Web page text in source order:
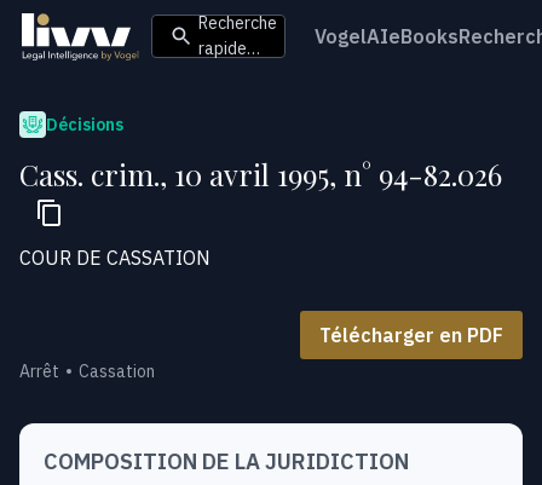
Recherche
rapide…
VogelAIeBooks
Décisions
Cass. crim., 10 avril 1995, n° 94-82.026
COUR DE CASSATION
Télécharger en PDF
Arrêt Cassation
COMPOSITION DE LA JURIDICTION